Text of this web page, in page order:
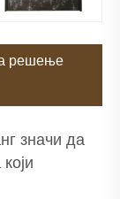
решење
значи да